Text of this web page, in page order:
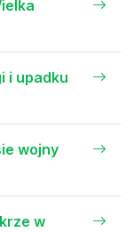
i upadku
wojny
w